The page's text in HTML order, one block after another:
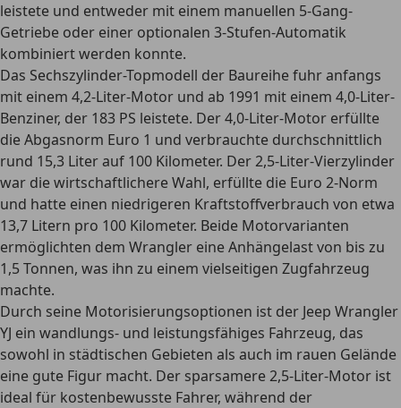
leistete und entweder mit einem manuellen 5-Gang-
Getriebe oder einer optionalen 3-Stufen-Automatik
kombiniert werden konnte.
Das Sechszylinder-Topmodell der Baureihe fuhr anfangs
mit einem 4,2-Liter-Motor und ab 1991 mit einem 4,0-Liter-
Benziner, der 183 PS leistete. Der 4,0-Liter-Motor erfüllte
die Abgasnorm Euro 1 und verbrauchte durchschnittlich
rund 15,3 Liter auf 100 Kilometer. Der 2,5-Liter-Vierzylinder
war die wirtschaftlichere Wahl, erfüllte die Euro 2-Norm
und hatte einen niedrigeren Kraftstoffverbrauch von etwa
13,7 Litern pro 100 Kilometer. Beide Motorvarianten
ermöglichten dem Wrangler eine Anhängelast von bis zu
1,5 Tonnen, was ihn zu einem vielseitigen Zugfahrzeug
machte.
Durch seine Motorisierungsoptionen ist der Jeep Wrangler
YJ ein wandlungs- und leistungsfähiges Fahrzeug, das
sowohl in städtischen Gebieten als auch im rauen Gelände
eine gute Figur macht. Der sparsamere 2,5-Liter-Motor ist
ideal für kostenbewusste Fahrer, während der